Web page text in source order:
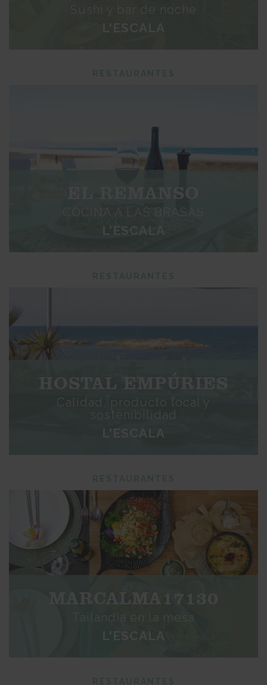
EL REMANSO
COCINA A LAS BRASAS
L'ESCALA
HOSTAL EMPÚRIES
Calidad, producto local y
sostenibilidad
L'ESCALA
MARCALMA17130
Tailandia en la mesa
L'ESCALA